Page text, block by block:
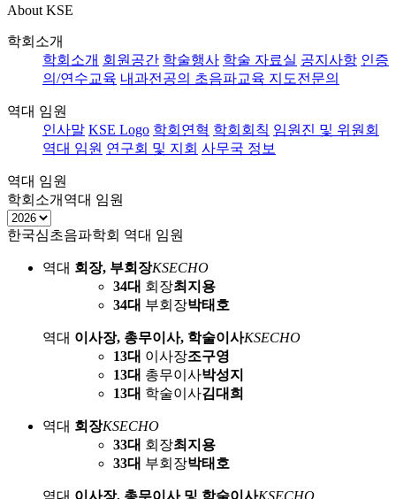
About KSE
학회소개
학회소개 회원공간 학술행사 학술 자료실 공지사항 인증
의/연수교육 내과전공의 초음파교육 지도전문의
역대 임원
인사말 KSE Logo 학회연혁 학회회칙 임원진 및 위원회
역대 임원 연구회 및 지회 사무국 정보
역대 임원
학회소개 역대 임원
한국심초음파학회 역대 임원
역대 회장, 부회장KSECHO
34대 회장최지용
34대 부회장박태호
역대 이사장, 총무이사, 학술이사KSECHO
13대 이사장조구영
13대 총무이사박성지
13대 학술이사김대희
역대 회장KSECHO
33대 회장최지용
33대 부회장박태호
역대 이사장, 총무이사 및 학술이사KSECHO